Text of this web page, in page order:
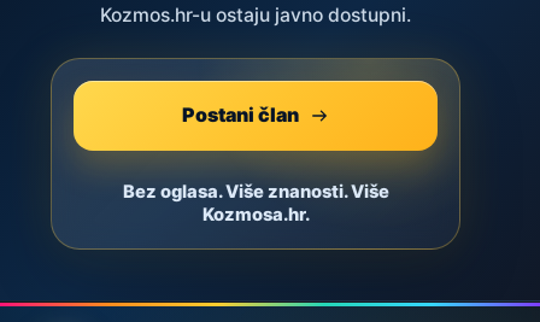
Kozmos.hr-u ostaju javno dostupni.
Postani član
Bez oglasa. Više znanosti. Više
Kozmosa.hr.